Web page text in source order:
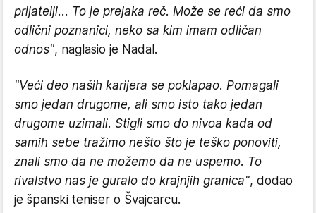
prijatelji... To je prejaka reč. Može se reći da smo
odlični poznanici, neko sa kim imam odličan
odnos", naglasio je Nadal.
"Veći deo naših karijera se poklapao. Pomagali
smo jedan drugome, ali smo isto tako jedan
drugome uzimali. Stigli smo do nivoa kada od
samih sebe tražimo nešto što je teško ponoviti,
znali smo da ne možemo da ne uspemo. To
rivalstvo nas je guralo do krajnjih granica", dodao
je španski teniser o Švajcarcu.